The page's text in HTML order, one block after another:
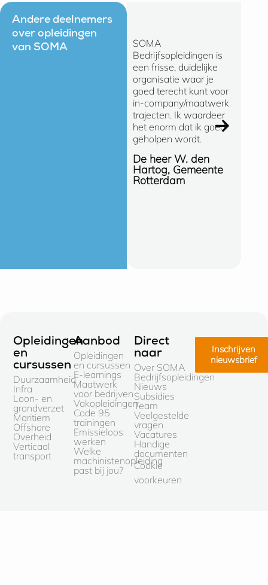
Andere deelnemers
over opleidingen
van SOMA
SOMA
Bedrijfsopleidingen is
een frisse, duidelijke
organisatie waar je
goed terecht kunt voor
in-company/maatwerk
trajecten. Ik waardeer
het enorm dat ik goed
geholpen wordt.
De heer W. den
Hartog, Gemeente
Rotterdam
Opleidingen
en
cursussen
Duurzaamheid
Infra
Loon- en
grondverzet
Maritiem
Offshore
Overheid
Verticaal
transport
Aanbod
Opleidingen
en cursussen
E-learnings
Maatwerk
voor bedrijven
Vakopleidingen
Code 95
trainingen
Emissieloos
werken
Welke
machinistenopleiding
past bij jou?
Direct
naar
Over SOMA
Bedrijfsopleidingen
Nieuws
Subsidies
Team
Veelgestelde
vragen
Vacatures
Handige
documenten
Cookie
voorkeuren
Inschrijven
nieuwsbrief